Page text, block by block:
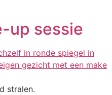
up sessie
stralen.